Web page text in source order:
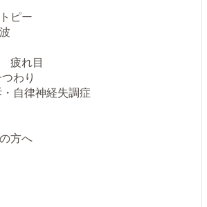
ピー
疲れ目
わり
自律神経失調症
方へ